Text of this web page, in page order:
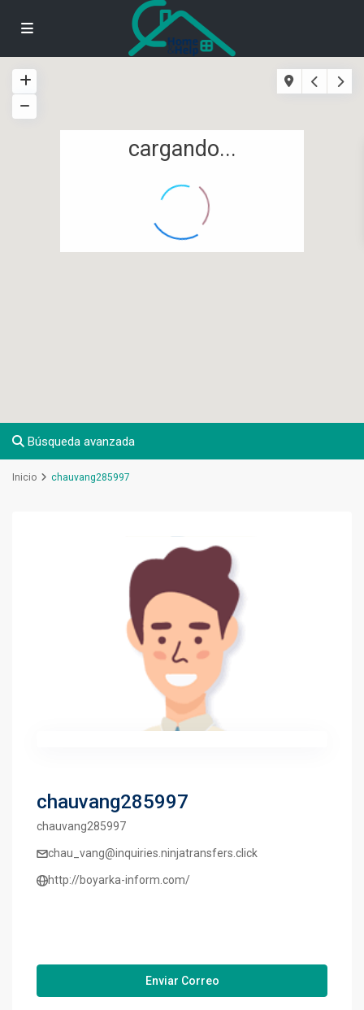
cargando...
Búsqueda avanzada
Inicio chauvang285997
chauvang285997
chauvang285997
chau_vang@inquiries.ninjatransfers.click
http://boyarka-inform.com/
Enviar Correo